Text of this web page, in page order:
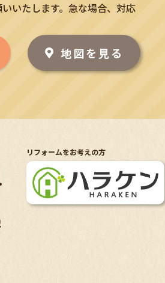
いたします。急な場合、対応
地図を見る
リフォームをお考えの方